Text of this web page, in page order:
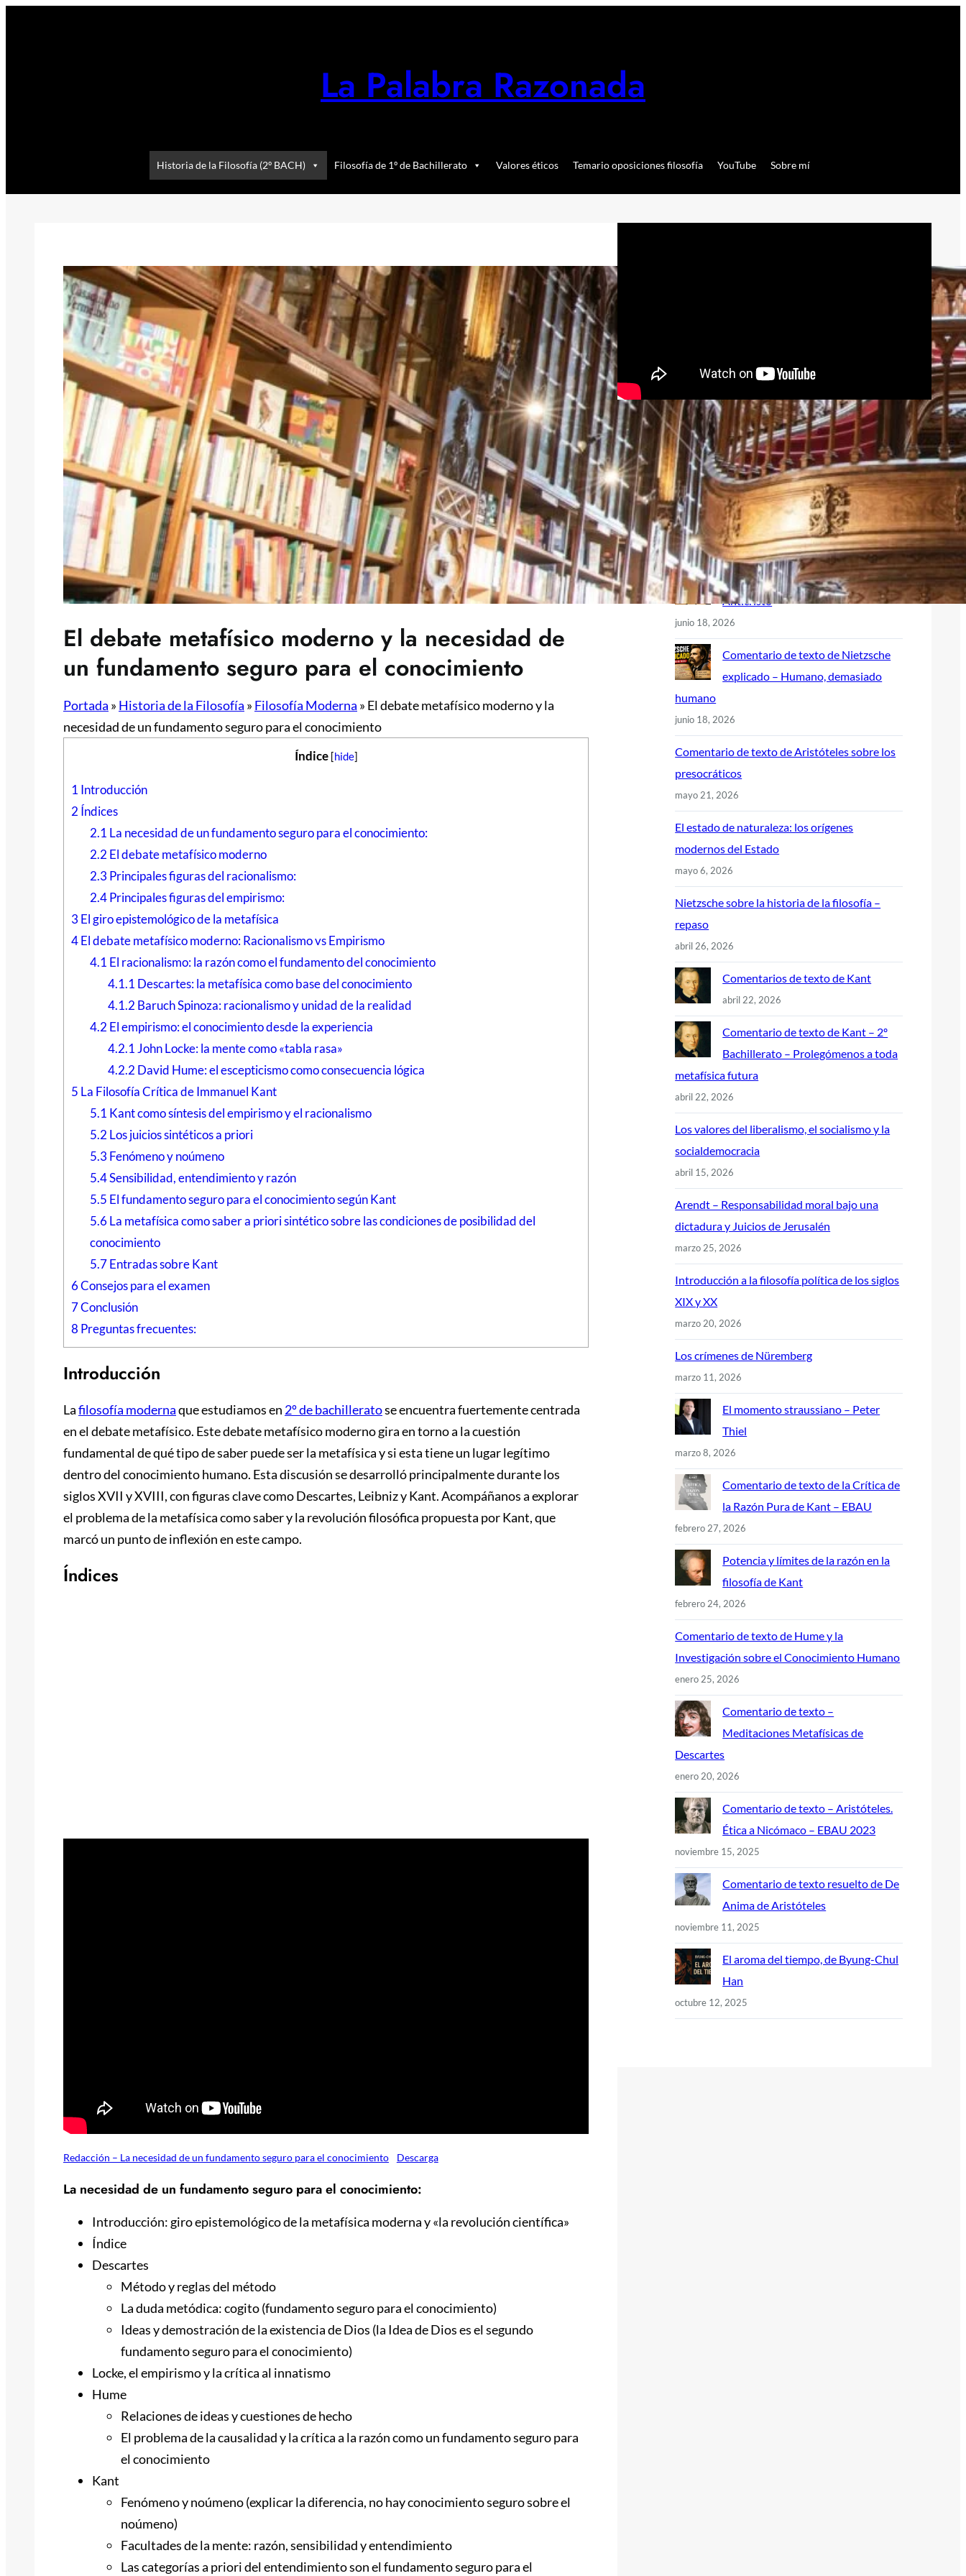
La Palabra Razonada
Historia de la Filosofía (2º BACH) Filosofía de 1º de Bachillerato Valores éticos Temario oposiciones filosofía YouTube Sobre mí
El debate metafísico moderno y la necesidad de
un fundamento seguro para el conocimiento
Portada » Historia de la Filosofía » Filosofía Moderna » El debate metafísico moderno y la
necesidad de un fundamento seguro para el conocimiento
Índice [hide]
1 Introducción
2 Índices
2.1 La necesidad de un fundamento seguro para el conocimiento:
2.2 El debate metafísico moderno
2.3 Principales figuras del racionalismo:
2.4Principales figuras del empirismo:
3 El giro epistemológico de la metafísica
4El debate metafísico moderno: Racionalismo vs Empirismo
4.1 El racionalismo: la razón como el fundamento del conocimiento
4.1.1 Descartes: la metafísica como base del conocimiento
4.1.2 Baruch Spinoza: racionalismo y unidad de la realidad
4.2 El empirismo: el conocimiento desde la experiencia
4.2.1 John Locke: la mente como «tabla rasa»
4.2.2 David Hume: el escepticismo como consecuencia lógica
5 La Filosofía Crítica de Immanuel Kant
5.1 Kant como síntesis del empirismo y el racionalismo
5.2 Los juicios sintéticos a priori
5.3 Fenómeno y noúmeno
5.4Sensibilidad, entendimiento y razón
5.5 El fundamento seguro para el conocimiento según Kant
5.6La metafísica como saber a priori sintético sobre las condiciones de posibilidad del
conocimiento
5.7Entradas sobre Kant
6Consejos para el examen
7Conclusión
8 Preguntas frecuentes:
Introducción
Lafilosofía modernaque estudiamos en 2º de bachilleratose encuentra fuertemente centrada
en el debate metafísico. Este debate metafísico moderno gira en torno a la cuestión
fundamental de qué tipo de saber puede ser la metafísica y si esta tiene un lugar legítimo
dentro del conocimiento humano. Esta discusión se desarrolló principalmente durante los
siglos XVII y XVIII, con figuras clave como Descartes, Leibniz y Kant. Acompáñanos a explorar
el problema de la metafísica como saber y la revolución filosófica propuesta por Kant, que
marcó un punto de inflexión en este campo.
Índices
Redacción – La necesidad de un fundamento seguro para el conocimiento Descarga
La necesidad de un fundamento seguro para el conocimiento:
Introducción: giro epistemológico de la metafísica moderna y «la revolución científica»
Índice
Descartes
Método y reglas del método
La duda metódica: cogito (fundamento seguro para el conocimiento)
Ideas y demostración de la existencia de Dios (la Idea de Dios es el segundo
fundamento seguro para el conocimiento)
Locke, el empirismo y la crítica al innatismo
Hume
Relaciones de ideas y cuestiones de hecho
El problema de la causalidad y la crítica a la razón como un fundamento seguro para
el conocimiento
Kant
Fenómeno y noúmeno (explicar la diferencia, no hay conocimiento seguro sobre el
noúmeno)
Facultades de la mente: razón, sensibilidad y entendimiento
Las categorías a priori del entendimiento son el fundamento seguro para el
Recent Posts
Vivir con sentido: lectura y trabajo
de El hombre en busca de sentido,
de Viktor Frankl
julio 9, 2026
Comentario de texto de Nietzsche –
Anticristo
junio 18, 2026
Comentario de texto de Nietzsche
explicado – Humano, demasiado
humano
junio 18, 2026
Comentario de texto de Aristóteles sobre los
presocráticos
mayo 21, 2026
El estado de naturaleza: los orígenes
modernos del Estado
mayo 6, 2026
Nietzsche sobre la historia de la filosofía –
repaso
abril 26, 2026
Comentarios de texto de Kant
abril 22, 2026
Comentario de texto de Kant – 2º
Bachillerato – Prolegómenos a toda
metafísica futura
abril 22, 2026
Los valores del liberalismo, el socialismo y la
socialdemocracia
abril 15, 2026
Arendt – Responsabilidad moral bajo una
dictadura y Juicios de Jerusalén
marzo 25, 2026
Introducción a la filosofía política de los siglos
XIX y XX
marzo 20, 2026
Los crímenes de Nüremberg
marzo 11, 2026
El momento straussiano – Peter
Thiel
marzo 8, 2026
Comentario de texto de la Crítica de
la Razón Pura de Kant – EBAU
febrero 27, 2026
Potencia y límites de la razón en la
filosofía de Kant
febrero 24, 2026
Comentario de texto de Hume y la
Investigación sobre el Conocimiento Humano
enero 25, 2026
Comentario de texto –
Meditaciones Metafísicas de
Descartes
enero 20, 2026
Comentario de texto – Aristóteles.
Ética a Nicómaco – EBAU 2023
noviembre 15, 2025
Comentario de texto resuelto de De
Anima de Aristóteles
noviembre 11, 2025
El aroma del tiempo, de Byung-Chul
Han
octubre 12, 2025